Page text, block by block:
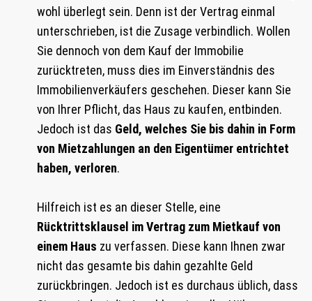
wohl überlegt sein. Denn ist der Vertrag einmal
unterschrieben, ist die Zusage verbindlich. Wollen
Sie dennoch von dem Kauf der Immobilie
zurücktreten, muss dies im Einverständnis des
Immobilienverkäufers geschehen. Dieser kann Sie
von Ihrer Pflicht, das Haus zu kaufen, entbinden.
Jedoch ist das Geld, welches Sie bis dahin in Form
von Mietzahlungen an den Eigentümer entrichtet
haben, verloren.
Hilfreich ist es an dieser Stelle, eine
Rücktrittsklausel im Vertrag zum Mietkauf von
einem Haus zu verfassen. Diese kann Ihnen zwar
nicht das gesamte bis dahin gezahlte Geld
zurückbringen. Jedoch ist es durchaus üblich, dass